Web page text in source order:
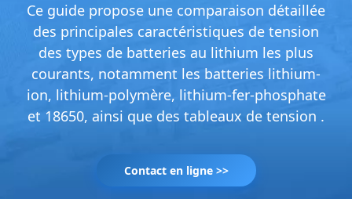
Ce guide propose une comparaison détaillée
des principales caractéristiques de tension
des types de batteries au lithium les plus
courants, notamment les batteries lithium-
ion, lithium-polymère, lithium-fer-phosphate
et 18650, ainsi que des tableaux de tension .
Contact en ligne >>